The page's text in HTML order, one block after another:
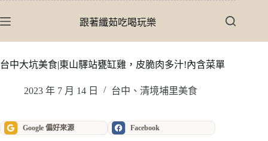
至
內
跟著纖茹吃喝玩樂
台中大坑美食|東山驛站甕缸雞，皮脆肉多汁!內含菜單
2023 年 7 月 14 日 台中、清境埔里美食
Google 偏好來源 Facebook